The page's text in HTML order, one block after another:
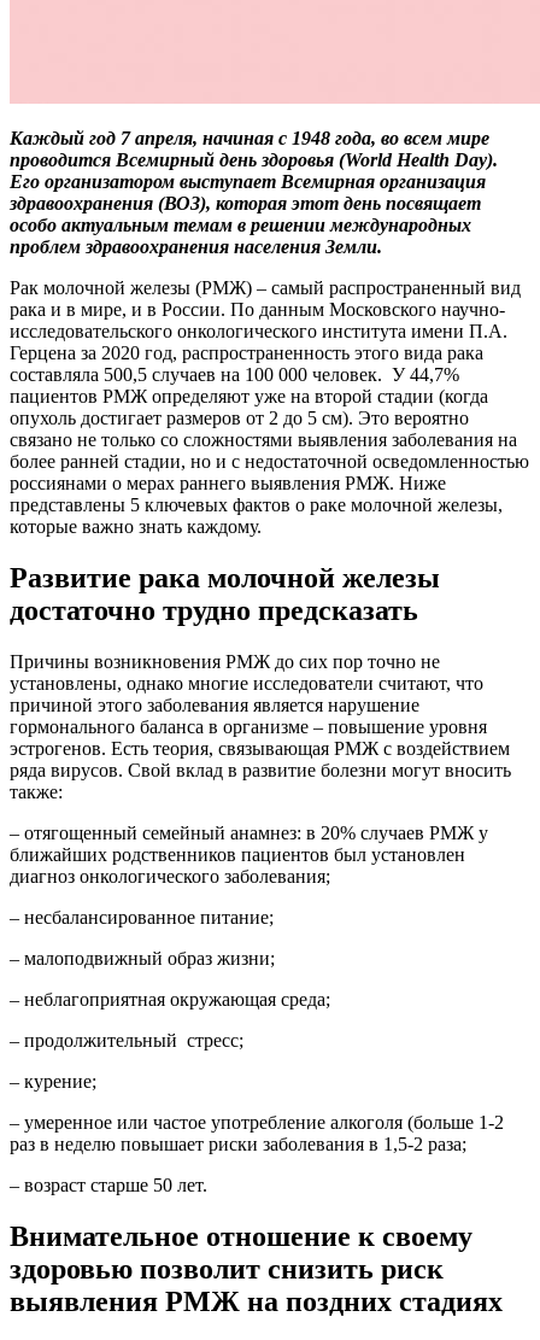
Каждый год 7 апреля, начиная с 1948 года, во всем мире
проводится Всемирный день здоровья (World Health Day).
Его организатором выступает Всемирная организация
здравоохранения (ВОЗ), которая этот день посвящает
особо актуальным темам в решении международных
проблем здравоохранения населения Земли.
Рак молочной железы (РМЖ) – самый распространенный вид
рака и в мире, и в России. По данным Московского научно-
исследовательского онкологического института имени П.А.
Герцена за 2020 год, распространенность этого вида рака
составляла 500,5 случаев на 100 000 человек. У 44,7%
пациентов РМЖ определяют уже на второй стадии (когда
опухоль достигает размеров от 2 до 5 см). Это вероятно
связано не только со сложностями выявления заболевания на
более ранней стадии, но и с недостаточной осведомленностью
россиянами о мерах раннего выявления РМЖ. Ниже
представлены 5 ключевых фактов о раке молочной железы,
которые важно знать каждому.
Развитие рака молочной железы
достаточно трудно предсказать
Причины возникновения РМЖ до сих пор точно не
установлены, однако многие исследователи считают, что
причиной этого заболевания является нарушение
гормонального баланса в организме – повышение уровня
эстрогенов. Есть теория, связывающая РМЖ с воздействием
ряда вирусов. Свой вклад в развитие болезни могут вносить
также:
– отягощенный семейный анамнез: в 20% случаев РМЖ у
ближайших родственников пациентов был установлен
диагноз онкологического заболевания;
– несбалансированное питание;
– малоподвижный образ жизни;
– неблагоприятная окружающая среда;
– продолжительный стресс;
– курение;
– умеренное или частое употребление алкоголя (больше 1-2
раз в неделю повышает риски заболевания в 1,5-2 раза;
– возраст старше 50 лет.
Внимательное отношение к своему
здоровью позволит снизить риск
выявления РМЖ на поздних стадиях